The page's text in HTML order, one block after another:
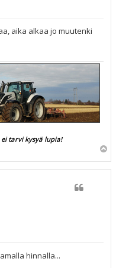
aika alkaa jo muutenki
tarvi kysyä lupia!
ö
hinnalla...